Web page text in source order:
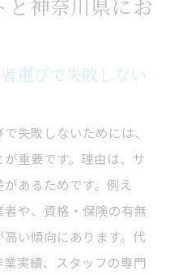
神奈川県にお
選びで失敗しない
失敗しないためには、
重要です。理由は、サ
あるためです。例え
や、資格・保険の有無
い傾向にあります。代
実績、スタッフの専門